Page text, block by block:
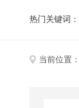
热门关键词：
当前位置：